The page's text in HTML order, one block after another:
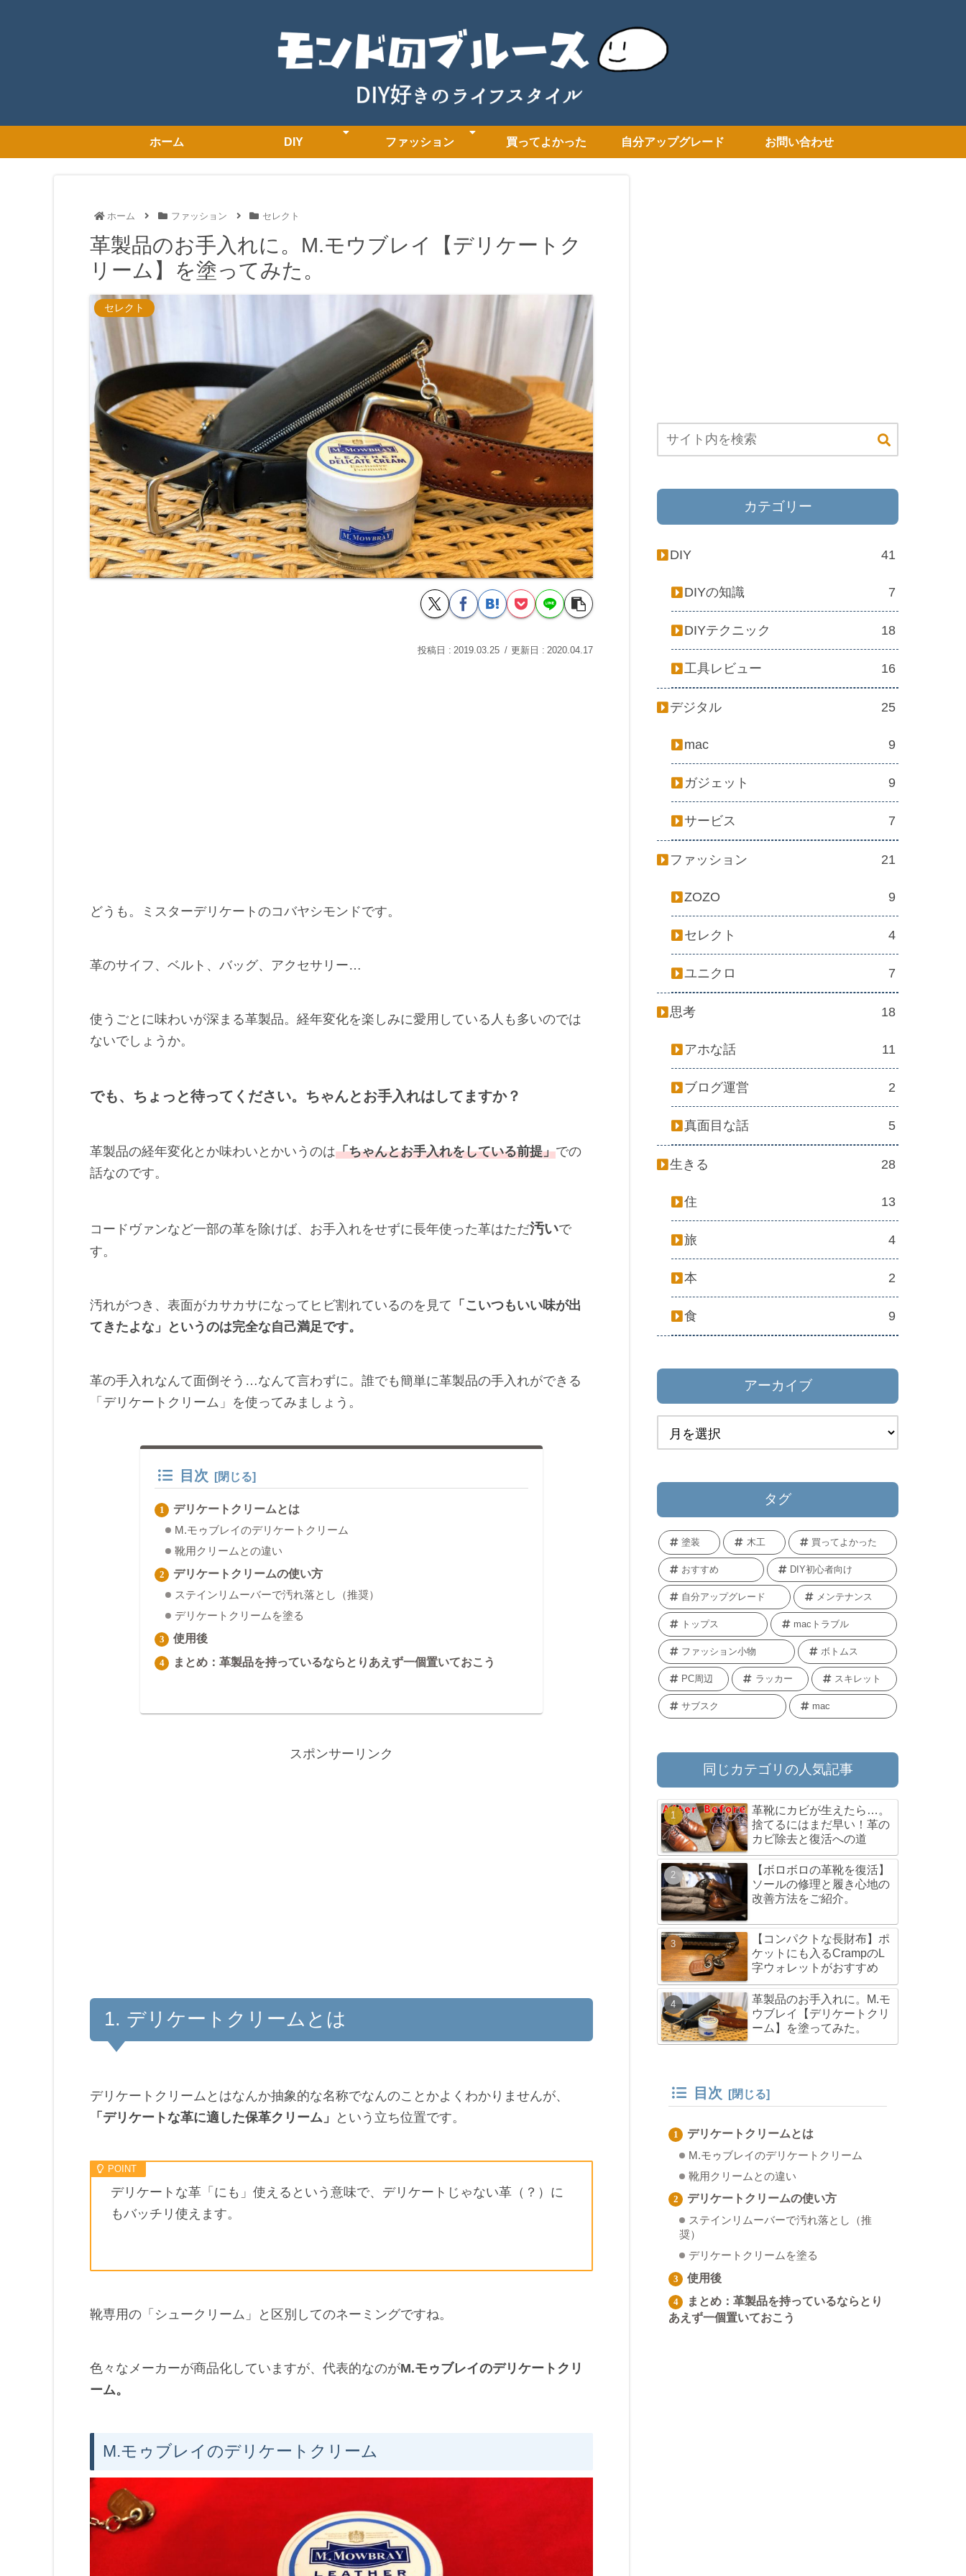
ホーム DIY ファッション 買ってよかった 自分アップグレード お問い合わせ
ホーム ファッション セレクト
革製品のお手入れに。M.モウブレイ【デリケートク
リーム】を塗ってみた。
セレクト
2019.03.25 2020.04.17
どうも。ミスターデリケートのコバヤシモンドです。
革のサイフ、ベルト、バッグ、アクセサリー…
使うごとに味わいが深まる革製品。経年変化を楽しみに愛用している人も多いのでは
ないでしょうか。
でも、ちょっと待ってください。ちゃんとお手入れはしてますか？
革製品の経年変化とか味わいとかいうのは「ちゃんとお手入れをしている前提」での
話なのです。
コードヴァンなど一部の革を除けば、お手入れをせずに長年使った革はただ汚いで
す。
汚れがつき、表面がカサカサになってヒビ割れているのを見て 「こいつもいい味が出
てきたよな」というのは完全な自己満足です。
革の手入れなんて面倒そう…なんて言わずに。誰でも簡単に革製品の手入れができる
「デリケートクリーム」を使ってみましょう。
目次
デリケートクリームとは
M.モゥブレイのデリケートクリーム
靴用クリームとの違い
デリケートクリームの使い方
ステインリムーバーで汚れ落とし（推奨）
デリケートクリームを塗る
使用後
まとめ：革製品を持っているならとりあえず一個置いておこう
スポンサーリンク
デリケートクリームとは
デリケートクリームとはなんか抽象的な名称でなんのことかよくわかりませんが、
「デリケートな革に適した保革クリーム」
という立ち位置です。
デリケートな革「にも」使えるという意味で、デリケートじゃない革（？）に
もバッチリ使えます。
靴専用の「シュークリーム」と区別してのネーミングですね。
色々なメーカーが商品化していますが、代表的なのがM.モゥブレイのデリケートクリ
ーム。
M.モゥブレイのデリケートクリーム
カテゴリー
DIY 41
DIYの知識 7
DIYテクニック 18
工具レビュー 16
デジタル 25
mac 9
ガジェット 9
サービス 7
ファッション 21
ZOZO 9
セレクト 4
ユニクロ 7
思考 18
アホな話 11
ブログ運営 2
真面目な話 5
生きる 28
住 13
旅 4
本 2
食 9
アーカイブ
タグ
塗装 木工 買ってよかった
おすすめ DIY初心者向け
自分アップグレード メンテナンス
トップス macトラブル
ファッション小物 ボトムス
PC周辺 ラッカー スキレット
サブスク mac
同じカテゴリの人気記事
革靴にカビが生えたら…。
捨てるにはまだ早い！革の
カビ除去と復活への道
【ボロボロの革靴を復活】
ソールの修理と履き心地の
改善方法をご紹介。
【コンパクトな長財布】ポ
ケットにも入るCrampのL
字ウォレットがおすすめ
革製品のお手入れに。M.モ
ウブレイ【デリケートクリ
ーム】を塗ってみた。
目次
デリケートクリームとは
M.モゥブレイのデリケートクリーム
靴用クリームとの違い
デリケートクリームの使い方
ステインリムーバーで汚れ落とし（推
奨）
デリケートクリームを塗る
使用後
まとめ：革製品を持っているならとり
あえず一個置いておこう